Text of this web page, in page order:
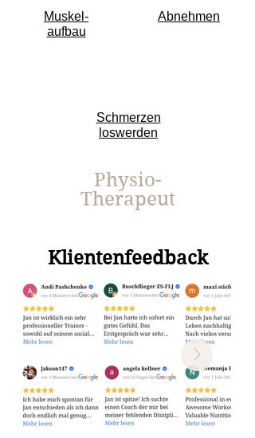
Muskel-
aufbau
Abnehmen
Schmerzen
loswerden
Physio-
Therapeut
Klientenfeedback